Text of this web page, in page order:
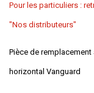
Pour les particuliers :
"Nos distributeurs"
Pièce de
horizontal Vanguard